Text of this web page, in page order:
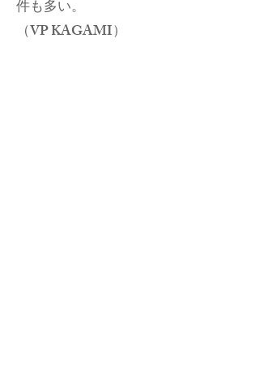
件も多い。
​（VP KAGAMI）